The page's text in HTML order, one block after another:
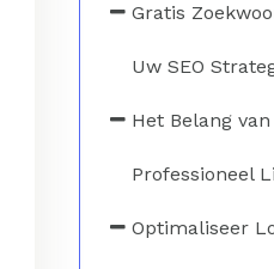
Gratis
Uw SEO
Het Belang
Professioneel
Optimaliseer